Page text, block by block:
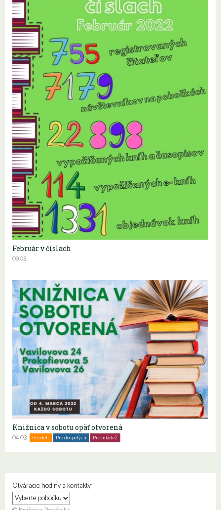
Február v číslach
09.03.
Knižnica v sobotu opäť otvorená
04.03. Pre deti Pre dospelých Pre mládež
Otváracie hodiny a kontakty: